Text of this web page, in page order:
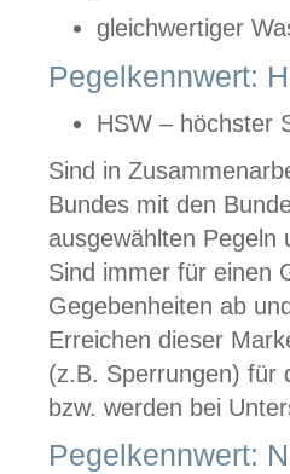
gleichwertiger
Pegelkennwert:
HSW – höchster
Sind in
Bundes mit den
ausgewählten
Sind immer für einen
Gegebenheiten ab
Erreichen dieser
(z.B. Sperrungen) für
bzw. werden bei
Pegelkennwert: